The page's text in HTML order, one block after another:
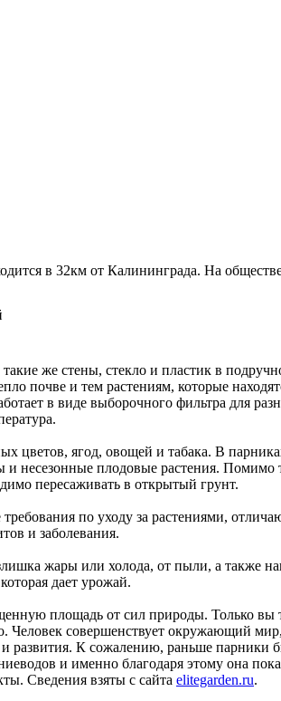
в 32км от Калининграда. На
же стены, стекло и пластик в
почве и тем растениям, которые
в виде выборочного фильтра для
цветов, ягод, овощей и табака. В
несезонные плодовые растения.
пересаживать в открытый грунт.
по уходу за растениями,
и заболевания.
жары или холода, от пыли, а также
дает урожай.
площадь от сил природы. Только вы
Человек совершенствует окружающий
развития. К сожалению, раньше
и именно благодаря этому она
Сведения взяты с сайта elitegarden.ru.